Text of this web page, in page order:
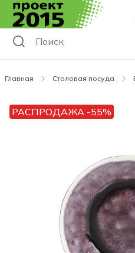
Главная Столовая посуда
РАСПРОДАЖА -55%